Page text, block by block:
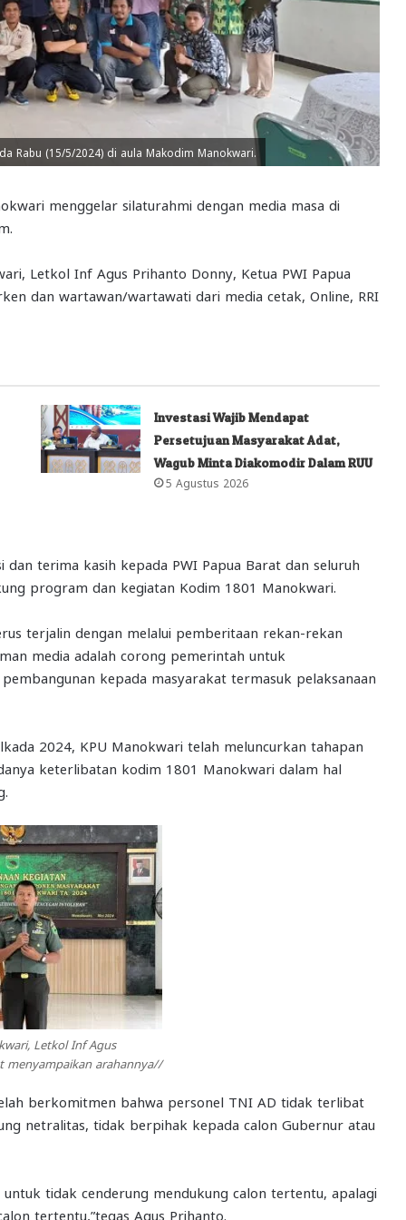
Rabu (15/5/2024) di aula Makodim Manokwari.
menggelar silaturahmi dengan media masa di
Letkol Inf Agus Prihanto Donny, Ketua PWI Papua
dan wartawan/wartawati dari media cetak, Online, RRI
Investasi Wajib Mendapat
Persetujuan Masyarakat Adat,
Wagub Minta Diakomodir Dalam RUU
5 Agustus 2026
terima kasih kepada PWI Papua Barat dan seluruh
program dan kegiatan Kodim 1801 Manokwari.
terjalin dengan melalui pemberitaan rekan-rekan
media adalah corong pemerintah untuk
kepada masyarakat termasuk pelaksanaan
2024, KPU Manokwari telah meluncurkan tahapan
keterlibatan kodim 1801 Manokwari dalam hal
Letkol Inf Agus
menyampaikan arahannya//
berkomitmen bahwa personel TNI AD tidak terlibat
netralitas, tidak berpihak kepada calon Gubernur atau
tidak cenderung mendukung calon tertentu, apalagi
tertentu,”tegas Agus Prihanto.